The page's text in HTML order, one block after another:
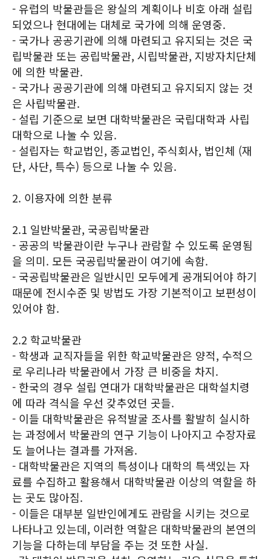
- 유럽의 박물관들은 왕실의 계획이나 비호 아래 설립
되었으나 현대에는 대체로 국가에 의해 운영중.
- 국가나 공공기관에 의해 마련되고 유지되는 것은 국
립박물관 또는 공립박물관, 시립박물관, 지방자치단체
에 의한 박물관.
- 국가나 공공기관에 의해 마련되고 유지되지 않는 것
은 사립박물관.
- 설립 기준으로 보면 대학박물관은 국립대학과 사립
대학으로 나눌 수 있음.
- 설립자는 학교법인, 종교법인, 주식회사, 법인체 (재
단, 사단, 특수) 등으로 나눌 수 있음.
2. 이용자에 의한 분류
2.1 일반박물관, 국공립박물관
- 공공의 박물관이란 누구나 관람할 수 있도록 운영됨
을 의미. 모든 국공립박물관이 여기에 속함.
- 국공립박물관은 일반시민 모두에게 공개되어야 하기
때문에 전시수준 및 방법도 가장 기본적이고 보편성이
있어야 함.
2.2 학교박물관
- 학생과 교직자들을 위한 학교박물관은 양적, 수적으
로 우리나라 박물관에서 가장 큰 비중을 차지.
- 한국의 경우 설립 연대가 대학박물관은 대학설치령
에 따라 격식을 우선 갖추었던 곳들.
- 이들 대학박물관은 유적발굴 조사를 활발히 실시하
는 과정에서 박물관의 연구 기능이 나아지고 수장자료
도 늘어나는 결과를 가져옴.
- 대학박물관은 지역의 특성이나 대학의 특색있는 자
료를 수집하고 활용해서 대학박물관 이상의 역할을 하
는 곳도 많아짐.
- 이들은 대부분 일반인에게도 관람을 시키는 것으로
나타나고 있는데, 이러한 역할은 대학박물관의 본연의
기능을 다하는데 부담을 주는 것 또한 사실.